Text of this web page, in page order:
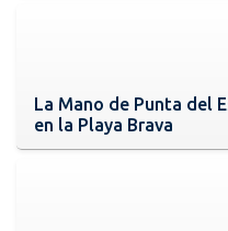
La Mano de Punta del
en la Playa Brava